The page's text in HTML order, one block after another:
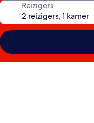
Reizigers